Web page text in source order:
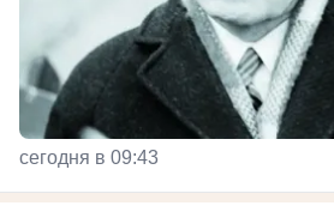
сегодня в 09:43